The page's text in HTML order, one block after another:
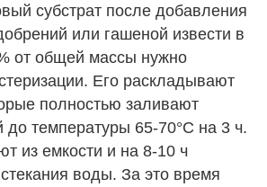
субстрат после добавления
или гашеной извести в
от общей массы нужно
Его раскладывают
полностью заливают
до температуры 65-70°С на 3 ч.
из емкости и на 8-10 ч
воды. За это время